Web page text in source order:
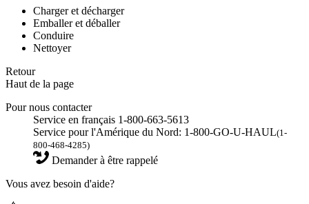
Charger et décharger
Emballer et déballer
Conduire
Nettoyer
Retour
Haut de la page
Pour nous contacter
Service en français 1-800-663-5613
Service pour l'Amérique du Nord: 1-800-GO-U-HAUL(1-
800-468-4285)
Demander à être rappelé
Vous avez besoin d'aide?